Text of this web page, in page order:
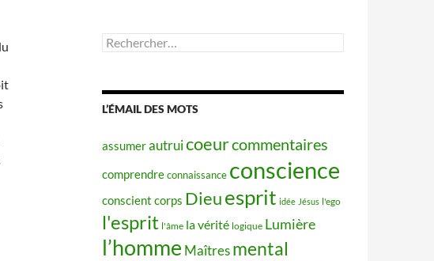
Rechercher :
L’ÉMAIL DES MOTS
assumerautruicoeurcommentaires
comprendreconnaissance conscience
conscient corps Dieuesprit idée Jésus l'ego
l'esprit l'âme la vérité logique Lumière
l’homme Maîtres mental